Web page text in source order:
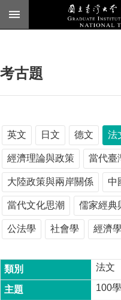
跳到主要內容區塊
臺
English
公
告
本
所
簡
介
所
成
員
考古題
英文 日文 德文 法
經濟理論與政策 當代臺
大陸政策與兩岸關係 中
當代文化思潮 儒家經典
公法學 社會學 經濟學
法文
100